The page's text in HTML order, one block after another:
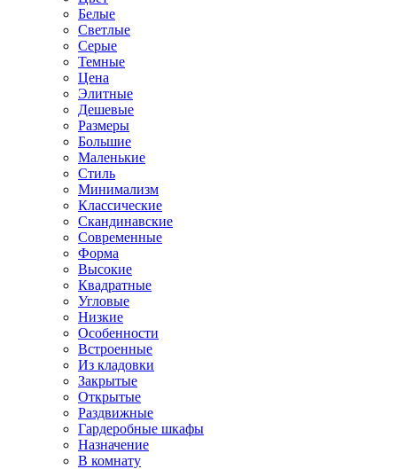
Белые
Светлые
Серые
Темные
Цена
Элитные
Дешевые
Размеры
Большие
Маленькие
Стиль
Минимализм
Классические
Скандинавские
Современные
Форма
Высокие
Квадратные
Угловые
Низкие
Особенности
Встроенные
Из кладовки
Закрытые
Открытые
Раздвижные
Гардеробные шкафы
Назначение
В комнату